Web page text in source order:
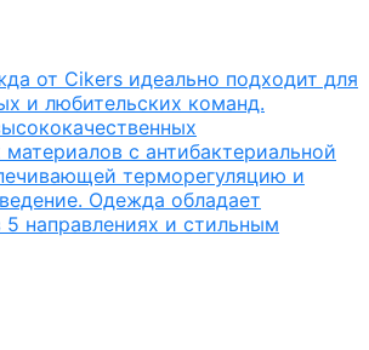
от Cikers идеально подходит для
и любительских команд.
материалов с антибактериальной
терморегуляцию и
Одежда обладает
5 направлениях и стильным